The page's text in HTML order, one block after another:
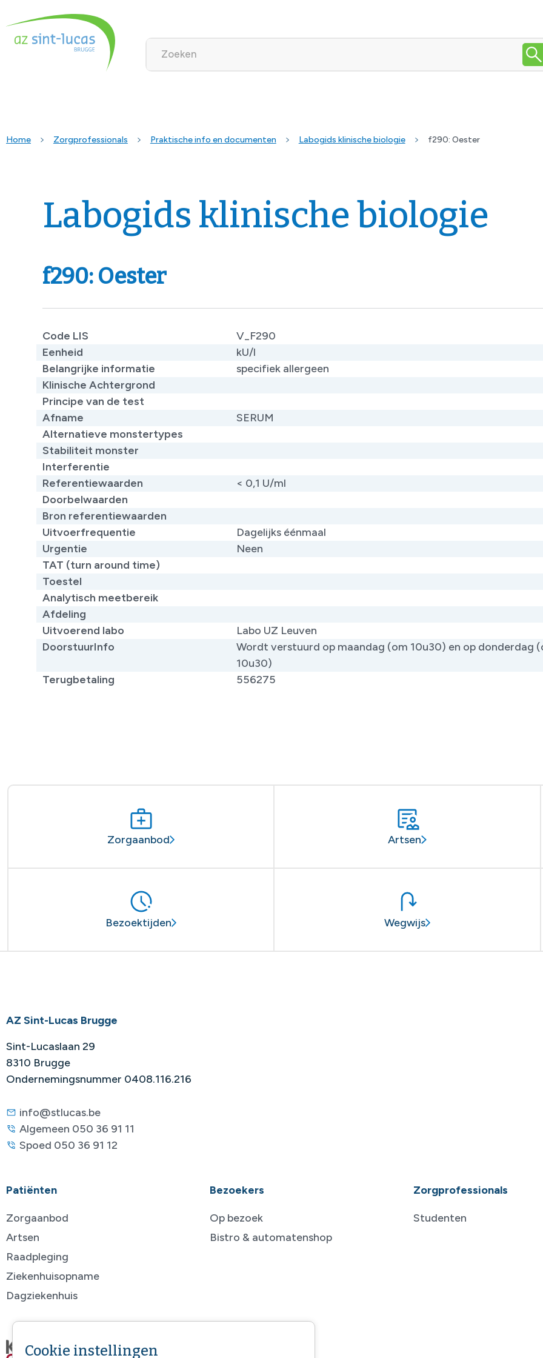
Home Zorgprofessionals Praktische info en documenten Labogids klinische biologie f290: Oester
Labogids klinische biologie
f290: Oester
Code LIS
V_F290
Eenheid
kU/l
Belangrijke informatie
specifiek allergeen
Klinische Achtergrond
Principe van de test
Afname
SERUM
Alternatieve monstertypes
Stabiliteit monster
Interferentie
Referentiewaarden
< 0,1 U/ml
Doorbelwaarden
Bron referentiewaarden
Uitvoerfrequentie
Dagelijks éénmaal
Urgentie
Neen
TAT (turn around time)
Toestel
Analytisch meetbereik
Afdeling
Uitvoerend labo
Labo UZ Leuven
DoorstuurInfo
Wordt verstuurd op maandag (om 10u30) en op donderdag
10u30)
Terugbetaling
556275
Zorgaanbod Artsen
Bezoektijden Wegwijs
AZ Sint-Lucas Brugge
Sint-Lucaslaan 29
8310 Brugge
Ondernemingsnummer 0408.116.216
info@stlucas.be
Algemeen 050 36 91 11
Spoed 050 36 91 12
Patiënten
Zorgaanbod
Artsen
Raadpleging
Ziekenhuisopname
Dagziekenhuis
Bezoekers
Op bezoek
Bistro & automatenshop
Zorgprofessionals
Studenten
Cookie instellingen